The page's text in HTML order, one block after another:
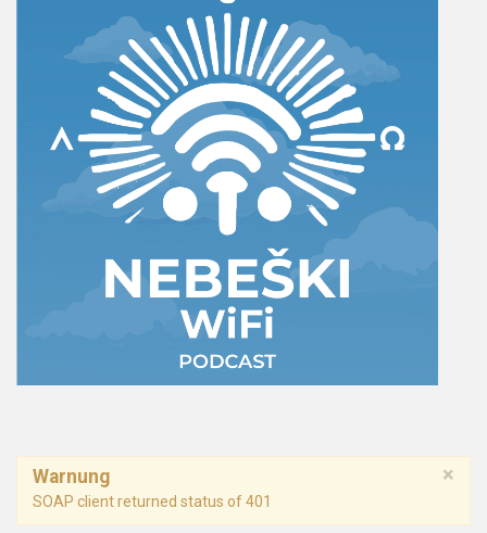
×
Warnung
SOAP client returned status of 401